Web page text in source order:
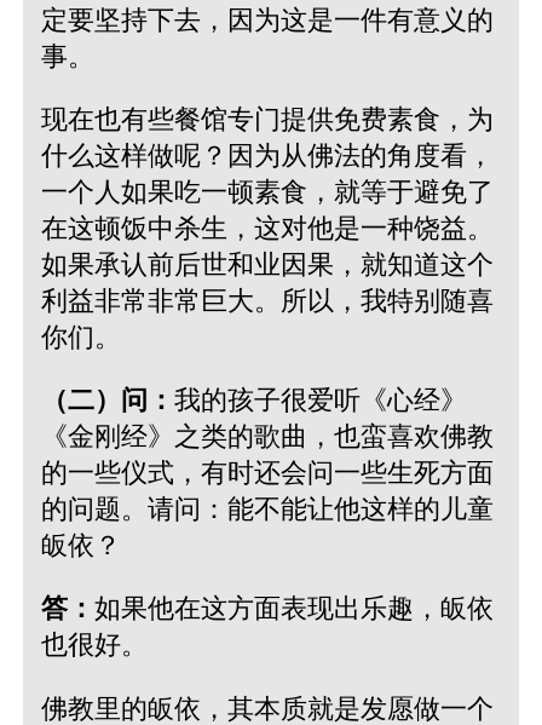
定要坚持下去，因为这是一件有意义的
事。
现在也有些餐馆专门提供免费素食，为
什么这样做呢？因为从佛法的角度看，
一个人如果吃一顿素食，就等于避免了
在这顿饭中杀生，这对他是一种饶益。
如果承认前后世和业因果，就知道这个
利益非常非常巨大。所以，我特别随喜
你们。
（二）问： 我的孩子很爱听《心经》
《金刚经》之类的歌曲，也蛮喜欢佛教
的一些仪式，有时还会问一些生死方面
的问题。请问：能不能让他这样的儿童
皈依？
答： 如果他在这方面表现出乐趣，皈依
也很好。
佛教里的皈依，其本质就是发愿做一个